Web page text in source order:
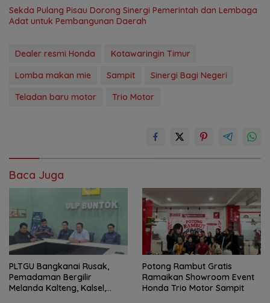
Sekda Pulang Pisau Dorong Sinergi Pemerintah dan Lembaga
Adat untuk Pembangunan Daerah
Dealer resmi Honda
Kotawaringin Timur
Lomba makan mie
Sampit
Sinergi Bagi Negeri
Teladan baru motor
Trio Motor
Baca Juga
PLTGU Bangkanai Rusak,
Pemadaman Bergilir
Melanda Kalteng, Kalsel,
Potong Rambut Gratis
Ramaikan Showroom Event
Honda Trio Motor Sampit